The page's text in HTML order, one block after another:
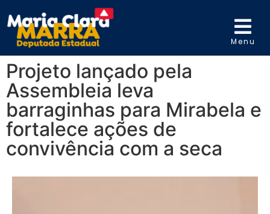
Menu
Projeto lançado pela
Assembleia leva
barraginhas para Mirabela e
fortalece ações de
convivência com a seca